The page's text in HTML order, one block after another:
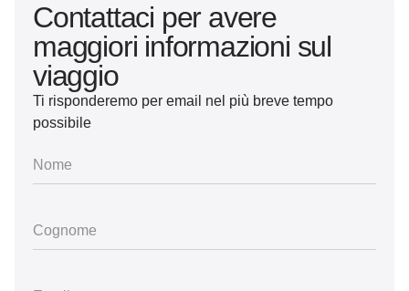
Contattaci per avere
maggiori informazioni sul
viaggio
Ti risponderemo per email nel più breve tempo
possibile